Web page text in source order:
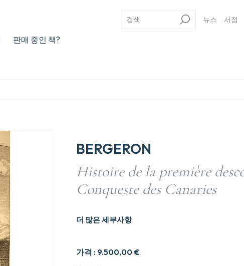
판매 중인 책?
뉴스 서점
BERGERON
Histoire de la première
Conqueste des Canaries
가격 : 9.500,00 €
더 많은 세부사항